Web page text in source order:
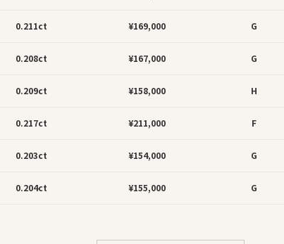
0.211ct ¥169,000 G
0.208ct ¥167,000 G
0.209ct ¥158,000 H
0.217ct ¥211,000 F
0.203ct ¥154,000 G
0.204ct ¥155,000 G